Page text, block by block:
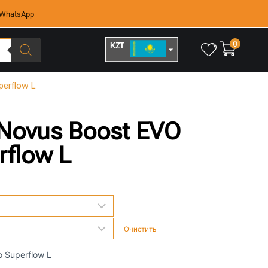
KZT 0
L
Boost EVO
L
Очистить
Superflow L